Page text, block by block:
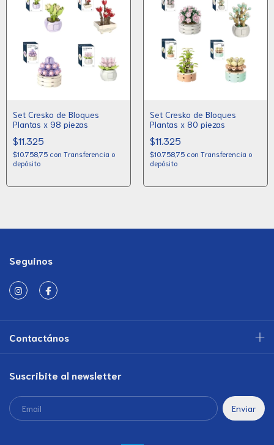
Set Cresko de Bloques
Plantas x 98 piezas
$11.325
$10.758,75 con Transferencia o
depósito
Set Cresko de Bloques
Plantas x 80 piezas
$11.325
$10.758,75 con Transferencia o
depósito
Seguinos
Contactános
Suscribite al newsletter